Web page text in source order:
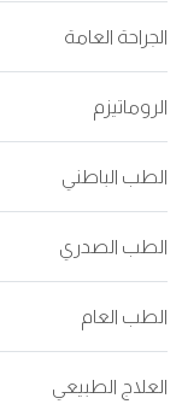
الجراحة العامة
الروماتيزم
الطب الباطني
الطب الصدري
الطب العام
العلاج الطبيعي